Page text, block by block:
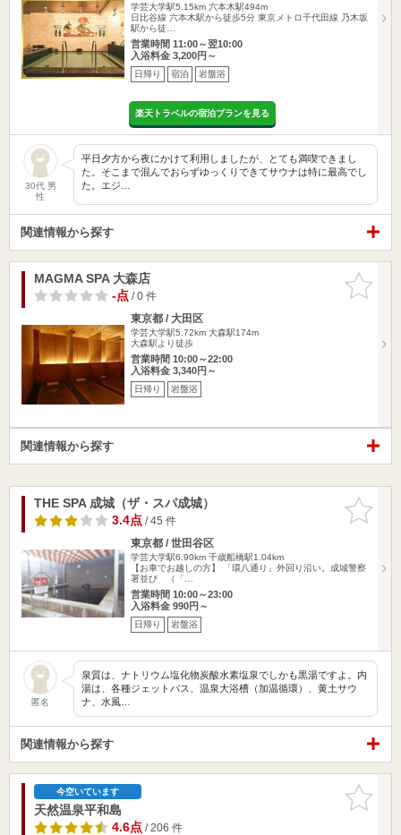
学芸大学駅5.15km 六本木駅494m
日比谷線 六本木駅から徒歩5分 東京メトロ千代田線 乃木坂
駅から徒…
営業時間 11:00～翌10:00
入浴料金 3,200円～
日帰り 宿泊 岩盤浴
楽天トラベルの宿泊プランを見る
30代 男
性
平日夕方から夜にかけて利用しましたが、とても満喫できまし
た。そこまで混んでおらずゆっくりできてサウナは特に最高でし
た。エジ…
関連情報から探す
お気に入
りに追加
MAGMA SPA 大森店
-点/ 0 件
東京都 / 大田区
学芸大学駅5.72km 大森駅174m
大森駅より徒歩
営業時間 10:00～22:00
入浴料金 3,340円～
日帰り 岩盤浴
関連情報から探す
お気に入
りに追加
THE SPA 成城（ザ・スパ成城）
3.4点/ 45 件
東京都 / 世田谷区
学芸大学駅6.90km 千歳船橋駅1.04km
【お車でお越しの方】 「環八通り」外回り沿い。成城警察
署並び （「…
営業時間 10:00～23:00
入浴料金 990円～
日帰り 岩盤浴
匿名
泉質は、ナトリウム塩化物炭酸水素塩泉でしかも黒湯ですよ。内
湯は、各種ジェットバス、温泉大浴槽（加温循環）、黄土サウ
ナ、水風…
関連情報から探す
お気に入
りに追加
今空いています
天然温泉平和島
4.6点/ 206 件